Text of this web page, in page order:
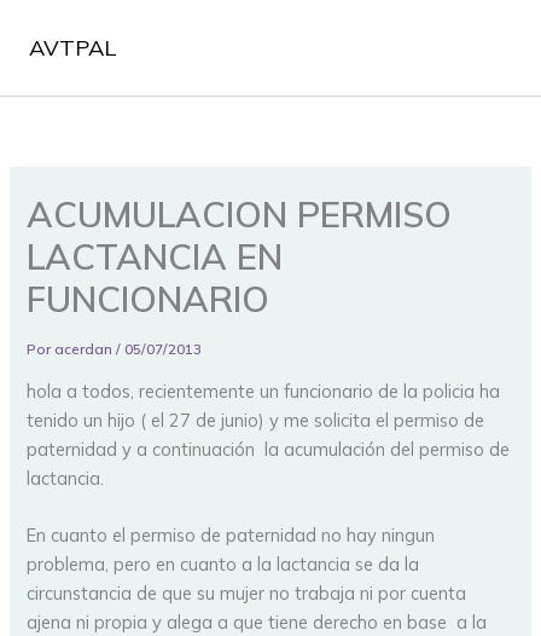
AVTPAL
ACUMULACION PERMISO
LACTANCIA EN
FUNCIONARIO
Por acerdan/ 05/07/2013
hola a todos, recientemente un funcionario de la policia ha
tenido un hijo ( el 27 de junio) y me solicita el permiso de
paternidad y a continuación la acumulación del permiso de
lactancia.
En cuanto el permiso de paternidad no hay ningun
problema, pero en cuanto a la lactancia se da la
circunstancia de que su mujer no trabaja ni por cuenta
ajena ni propia y alega a que tiene derecho en base a la